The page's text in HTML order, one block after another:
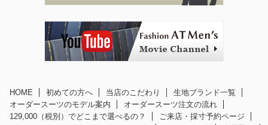
HOME 初めての方へ 当店のこだわり
生地ブランド一覧
オーダースーツのモデル案内
オーダースーツ注文の流れ
129,000（税別）でどこまで選べるの？
ご来店・採寸予約ページ